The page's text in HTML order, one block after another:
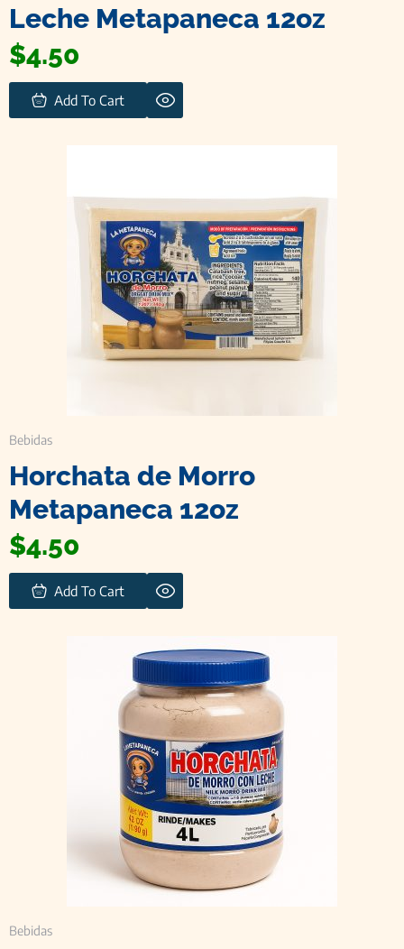
Leche Metapaneca 12oz
$4.50
Add To Cart
Bebidas
Horchata de Morro
Metapaneca 12oz
$4.50
Add To Cart
Bebidas